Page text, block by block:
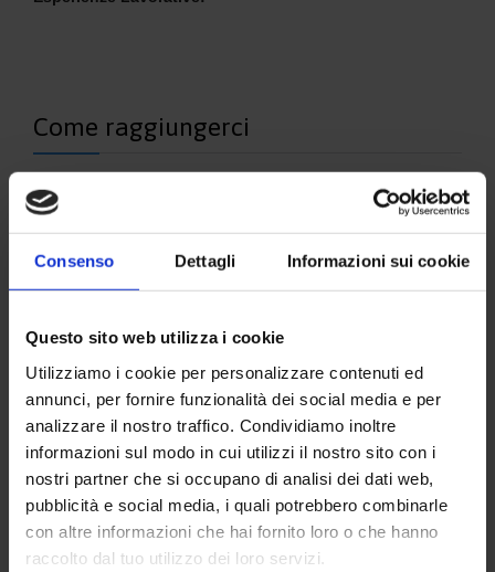
Consenso Dettagli Informazioni sui cookie
Questo sito web utilizza i cookie
Utilizziamo i cookie per personalizzare contenuti ed
annunci, per fornire funzionalità dei social media e per
analizzare il nostro traffico. Condividiamo inoltre
informazioni sul modo in cui utilizzi il nostro sito con i
nostri partner che si occupano di analisi dei dati web,
pubblicità e social media, i quali potrebbero combinarle
con altre informazioni che hai fornito loro o che hanno
raccolto dal tuo utilizzo dei loro servizi.
Come raggiungerci